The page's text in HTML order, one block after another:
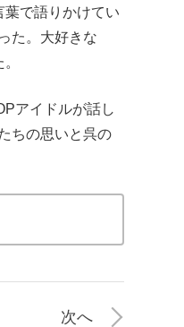
で語りかけてい
た。大好きな
アイドルが話し
ちの思いと呉の
次へ